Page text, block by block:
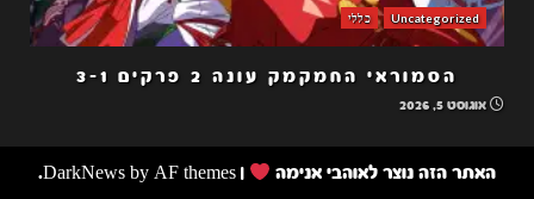
Uncategorized כללי
הסמוראי החמקמק עונה 2 פרקים 3-1
אוגוסט 5, 2026
האתר הזה נוצר לאוהבי אנימה |
DarkNewsby AF themes.